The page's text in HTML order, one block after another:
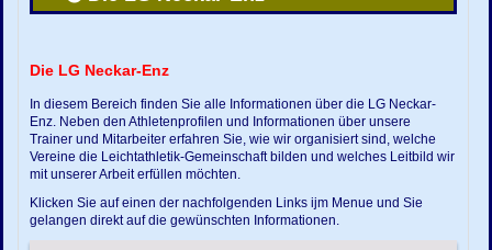
Die LG Neckar-Enz
In diesem Bereich finden Sie alle Informationen über die LG Neckar-
Enz. Neben den Athletenprofilen und Informationen über unsere
Trainer und Mitarbeiter erfahren Sie, wie wir organisiert sind, welche
Vereine die Leichtathletik-Gemeinschaft bilden und welches Leitbild wir
mit unserer Arbeit erfüllen möchten.
Klicken Sie auf einen der nachfolgenden Links ijm Menue und Sie
gelangen direkt auf die gewünschten Informationen.